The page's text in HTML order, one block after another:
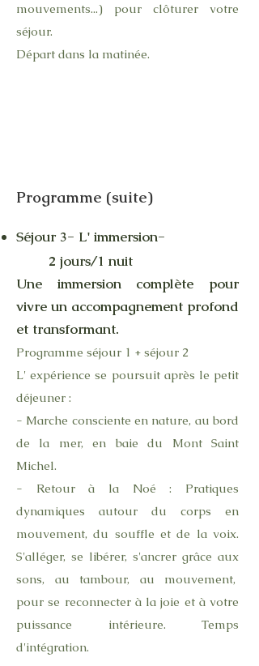
mouvements...) pour clôturer votre
séjour.
Départ dans la matinée.
Programme (suite)
Séjour 3- L' immersion-
2 jours/1 nuit
Une immersion complète pour
vivre un accompagnement profond
et transformant.
Programme séjour 1 + séjour 2
L' expérience se poursuit après le petit
déjeuner :
- Marche consciente en nature, au bord
de la mer, en baie du Mont Saint
Michel.
- Retour à la Noé : Pratiques
dynamiques autour du corps en
mouvement, du souffle et de la voix.
S'alléger, se libérer, s'ancrer grâce aux
sons, au tambour, au mouvement,
pour se reconnecter à la joie et à votre
puissance intérieure. Temps
d'intégration.